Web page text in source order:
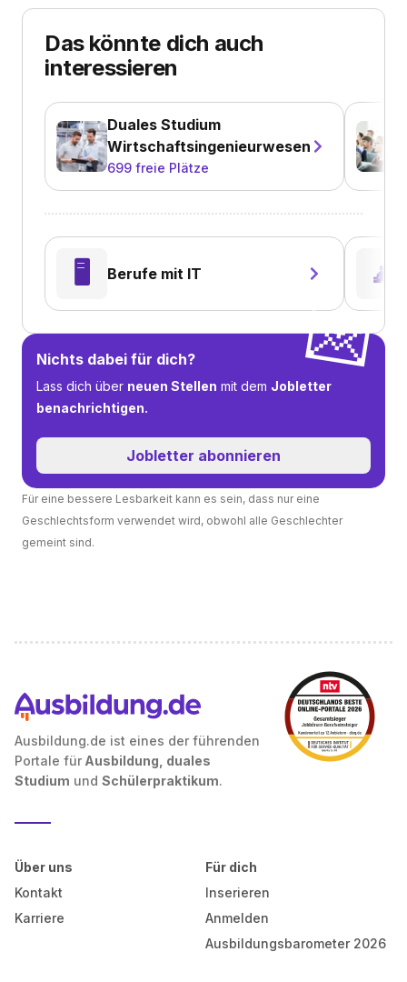
Das könnte dich auch
interessieren
Duales Studium
Wirtschaftsingenieurwesen
699 freie Plätze
🖥️ Berufe mit IT 🧘
💌
Nichts dabei für dich?
Lass dich über neuen Stellen mit dem Jobletter
benachrichtigen.
Jobletter abonnieren
Für eine bessere Lesbarkeit kann es sein, dass nur eine
Geschlechtsform verwendet wird, obwohl alle Geschlechter
gemeint sind.
Ausbildung.de ist eines der führenden
Portale für Ausbildung, duales
Studium und Schülerpraktikum.
Über uns
Kontakt
Karriere
Für dich
Inserieren
Anmelden
Ausbildungsbarometer 2026